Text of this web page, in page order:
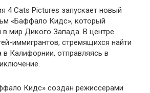
4 Cats Pictures запускает новый
«Баффало Кидс», который
в мир Дикого Запада. В центре
иммигрантов, стремящихся найти
Калифорнии, отправляясь в
Кидс» создан режиссерами